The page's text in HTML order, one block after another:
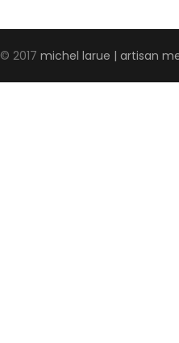
© 2017 michel larue | artisan